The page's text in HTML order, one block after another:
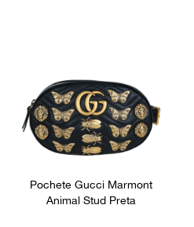
Pochete Gucci Marmont
Animal Stud Preta